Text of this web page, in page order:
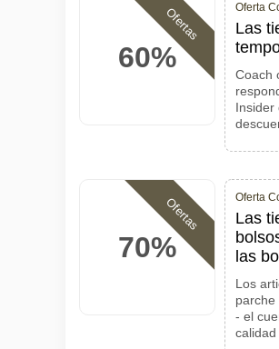
60%
Ofertas Oferta
Las
Coach
Insider
70%
Ofertas Oferta
Las
las
Los
- el